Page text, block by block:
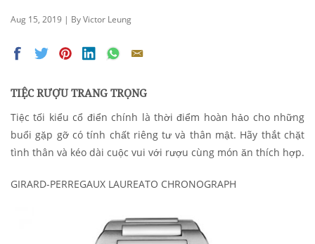
Aug 15, 2019 | By Victor Leung
TIỆC RƯỢU TRANG TRỌNG
Tiệc tối kiểu cổ điển chính là thời điểm hoàn hảo cho những
buổi gặp gỡ có tính chất riêng tư và thân mật. Hãy thắt chặt
tình thân và kéo dài cuộc vui với rượu cùng món ăn thích hợp.
GIRARD-PERREGAUX LAUREATO CHRONOGRAPH